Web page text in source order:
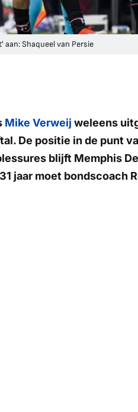
Shaqueel van Persie
Mike Verweij weleens
De positie in de punt
blijft Memphis
jaar moet bondscoach